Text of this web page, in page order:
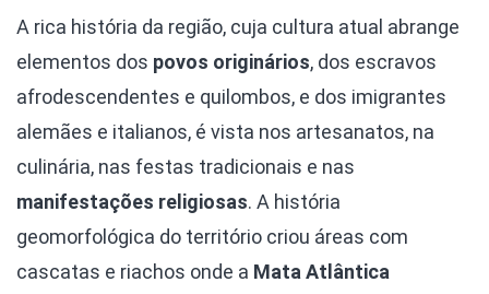
A rica história da região, cuja cultura atual abrange
elementos dos povos originários, dos escravos
afrodescendentes e quilombos, e dos imigrantes
alemães e italianos, é vista nos artesanatos, na
culinária, nas festas tradicionais e nas
manifestações religiosas. A história
geomorfológica do território criou áreas com
cascatas e riachos onde a Mata Atlântica